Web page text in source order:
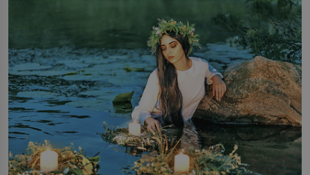
množství růžového mušelínu. „Ošidili vás, podívejte.“
Vezme do ruky dřevěnou